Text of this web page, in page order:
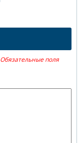
Обязательные поля